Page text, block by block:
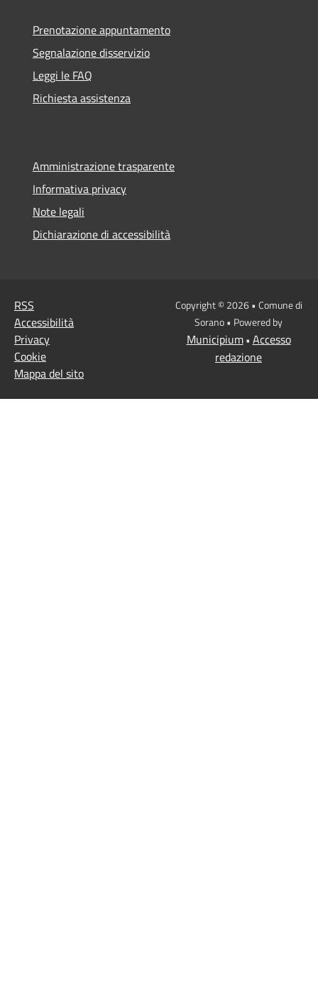
Prenotazione appuntamento
Segnalazione disservizio
Leggi le FAQ
Richiesta assistenza
Amministrazione trasparente
Informativa privacy
Note legali
Dichiarazione di accessibilità
RSS
Accessibilità
Privacy
Cookie
Mappa del sito
Copyright © 2026 • Comune di
Sorano • Powered by
Municipium• Accesso
redazione